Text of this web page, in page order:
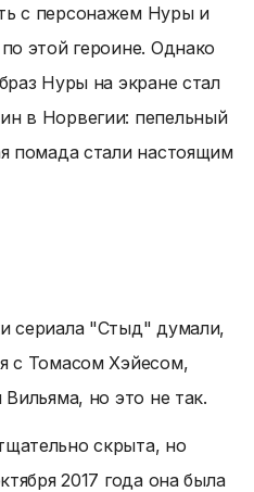
с персонажем Нуры и
этой героине. Однако
Нуры на экране стал
в Норвегии: пепельный
помада стали настоящим
сериала "Стыд" думали,
с Томасом Хэйесом,
но это не так.
скрыта, но
2017 года она была